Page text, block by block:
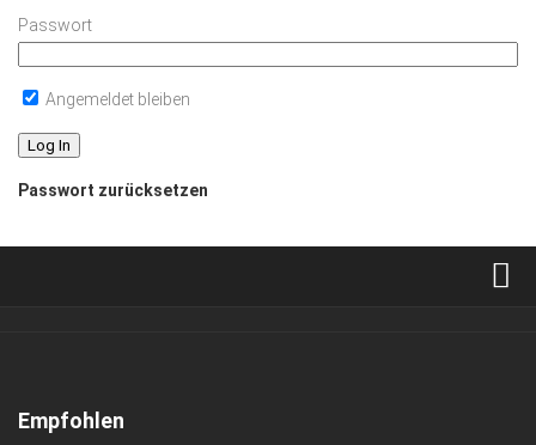
Passwort
Angemeldet bleiben
Passwort zurücksetzen
Kontakt, Impressum
Empfohlen